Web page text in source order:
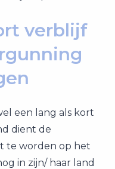
verblijf
een lang als kort
dient de
te worden op het
in zijn/ haar land